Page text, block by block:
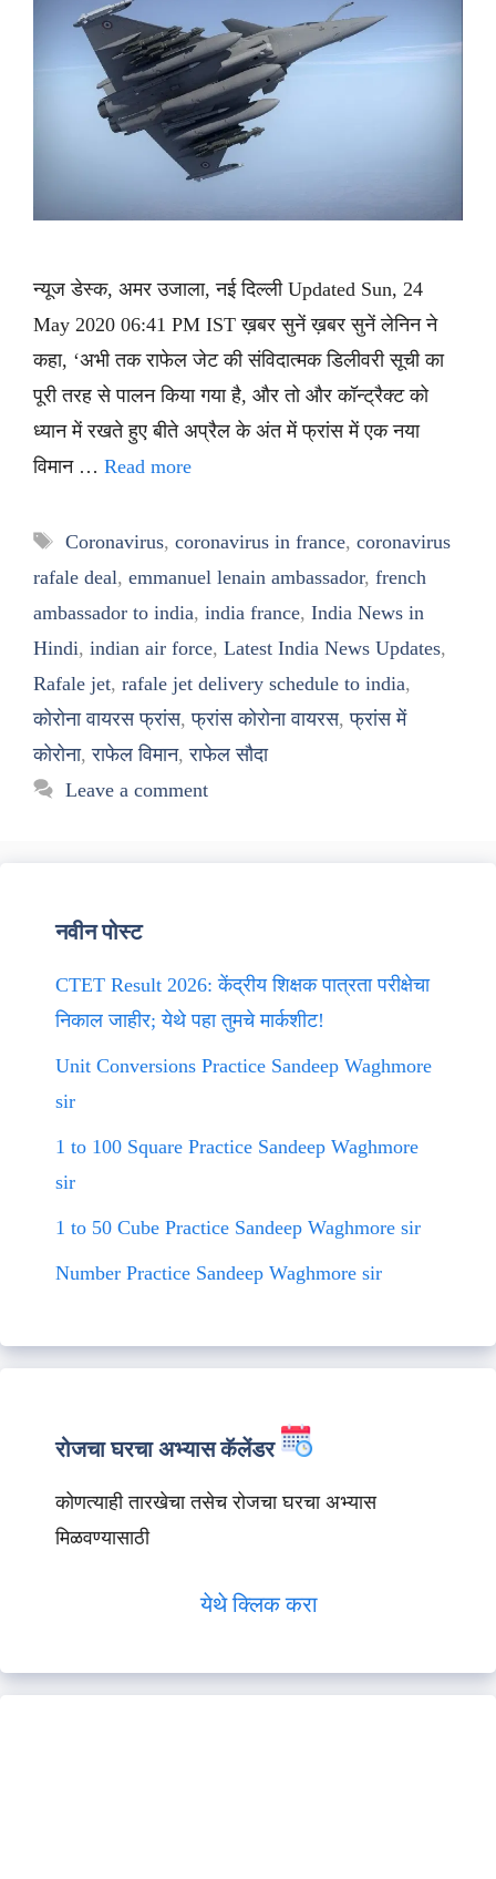
न्यूज डेस्क, अमर उजाला, नई दिल्ली Updated Sun, 24
May 2020 06:41 PM IST ख़बर सुनें ख़बर सुनें लेनिन ने
कहा, ‘अभी तक राफेल जेट की संविदात्मक डिलीवरी सूची का
पूरी तरह से पालन किया गया है, और तो और कॉन्ट्रैक्ट को
ध्यान में रखते हुए बीते अप्रैल के अंत में फ्रांस में एक नया
विमान … Read more
Tags
Coronavirus, coronavirus in france, coronavirus
rafale deal, emmanuel lenain ambassador, french
ambassador to india, india france, India News in
Hindi, indian air force, Latest India News Updates,
Rafale jet, rafale jet delivery schedule to india,
कोरोना वायरस फ्रांस,फ्रांस कोरोना वायरस,फ्रांस में
कोरोना,राफेल विमान,राफेल सौदा
Leave a comment
नवीन पोस्ट
CTET Result 2026: केंद्रीय शिक्षक पात्रता परीक्षेचा
निकाल जाहीर; येथे पहा तुमचे मार्कशीट!
Unit Conversions Practice Sandeep Waghmore
sir
1 to 100 Square Practice Sandeep Waghmore
sir
1 to 50 Cube Practice Sandeep Waghmore sir
Number Practice Sandeep Waghmore sir
रोजचा घरचा अभ्यास कॅलेंडर
कोणत्याही तारखेचा तसेच रोजचा घरचा अभ्यास
मिळवण्यासाठी
येथे क्लिक करा